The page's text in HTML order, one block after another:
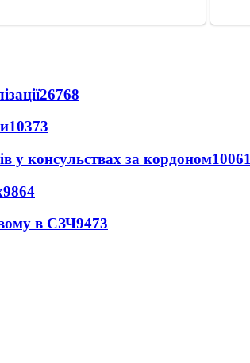
26768
10373
у консульствах за кордоном10061
9864
в СЗЧ9473